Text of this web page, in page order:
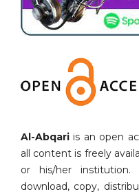
Al-Abqari is an open
all content is freely
or his/her
download, copy,